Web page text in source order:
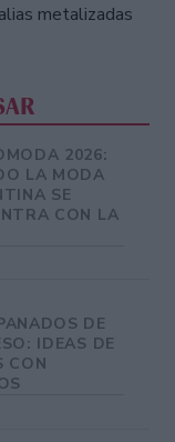
metalizadas
2026:
LA MODA
SE
CON LA
DE
IDEAS DE
CON